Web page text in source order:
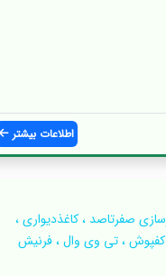
اطلاعات بیشتر
صفرتاصد ، کاغذدیواری ،
کفپوش ، تی وی وال ، فرنیش